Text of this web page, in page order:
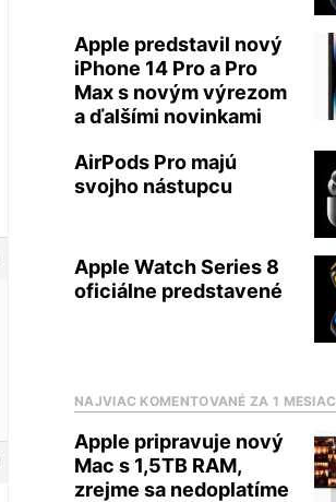
Apple predstavil nový
iPhone 14 Pro a Pro
Max s novým výrezom
a ďalšími novinkami
AirPods Pro majú
svojho nástupcu
Apple Watch Series 8
oficiálne predstavené
NAJVIAC KOMENTOVANÉ ZA 1 MESIAC
Apple pripravuje nový
Mac s 1,5TB RAM,
zrejme sa nedoplatíme